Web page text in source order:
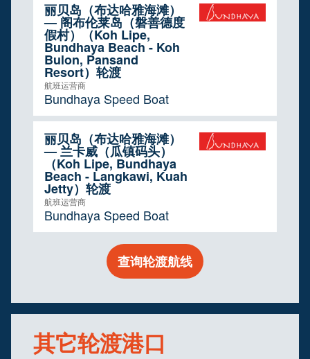
丽贝岛（布达哈雅海滩）
— 阁布伦莱岛（磐善德度
假村）（Koh Lipe,
Bundhaya Beach - Koh
Bulon, Pansand
Resort）轮渡
航班运营商
Bundhaya Speed Boat
丽贝岛（布达哈雅海滩）
— 兰卡威（瓜镇码头）
（Koh Lipe, Bundhaya
Beach - Langkawi, Kuah
Jetty）轮渡
航班运营商
Bundhaya Speed Boat
查询轮渡航线
其它轮渡港口